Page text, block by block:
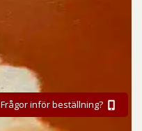
Frågor inför beställning?